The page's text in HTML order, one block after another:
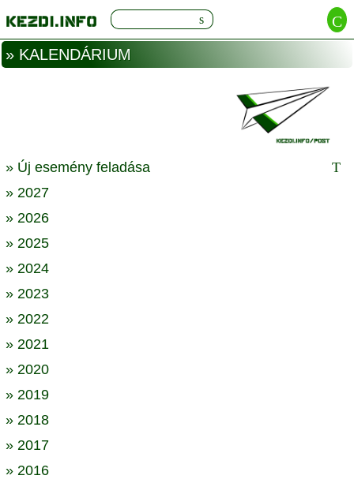
» KALENDÁRIUM
» Új esemény feladása
» 2027
» 2026
» 2025
» 2024
» 2023
» 2022
» 2021
» 2020
» 2019
» 2018
» 2017
» 2016